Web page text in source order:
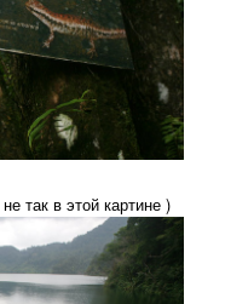
так в этой картине )